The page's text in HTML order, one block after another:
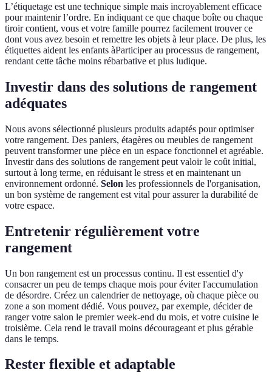
L’étiquetage est une technique simple mais incroyablement efficace
pour maintenir l’ordre. En indiquant ce que chaque boîte ou chaque
tiroir contient, vous et votre famille pourrez facilement trouver ce
dont vous avez besoin et remettre les objets à leur place. De plus, les
étiquettes aident les enfants àParticiper au processus de rangement,
rendant cette tâche moins rébarbative et plus ludique.
Investir dans des solutions de rangement
adéquates
Nous avons sélectionné plusieurs produits adaptés pour optimiser
votre rangement. Des paniers, étagères ou meubles de rangement
peuvent transformer une pièce en un espace fonctionnel et agréable.
Investir dans des solutions de rangement peut valoir le coût initial,
surtout à long terme, en réduisant le stress et en maintenant un
environnement ordonné. Selon les professionnels de l'organisation,
un bon système de rangement est vital pour assurer la durabilité de
votre espace.
Entretenir régulièrement votre
rangement
Un bon rangement est un processus continu. Il est essentiel d'y
consacrer un peu de temps chaque mois pour éviter l'accumulation
de désordre. Créez un calendrier de nettoyage, où chaque pièce ou
zone a son moment dédié. Vous pouvez, par exemple, décider de
ranger votre salon le premier week-end du mois, et votre cuisine le
troisième. Cela rend le travail moins décourageant et plus gérable
dans le temps.
Rester flexible et adaptable